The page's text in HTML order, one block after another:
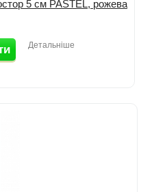
5 см PASTEL, рожева
Детальніше